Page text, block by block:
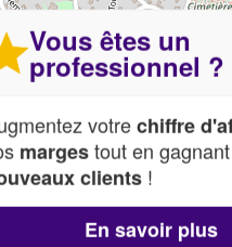
| Map data ©OpenStreetMap
Vous êtes un
professionnel ?
votrechiffre
margestout en
clients !
En savoir plus